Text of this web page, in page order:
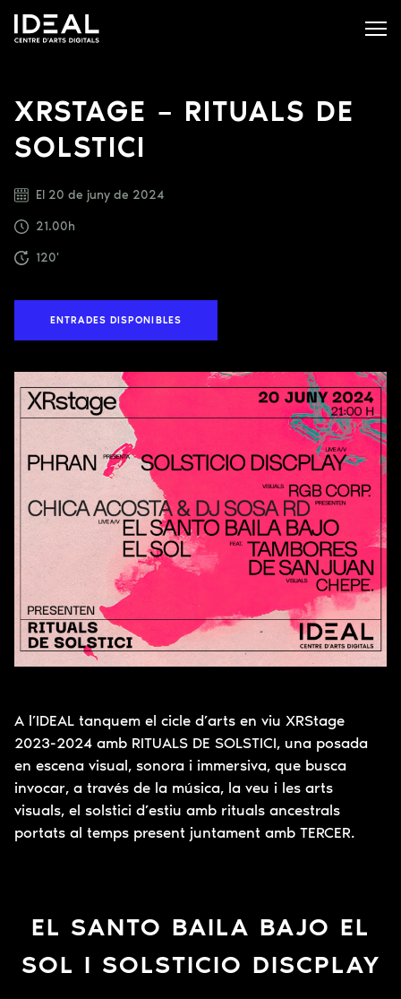
XRSTAGE – RITUALS DE
SOLSTICI
El 20 de juny de 2024
21.00h
120'
ENTRADES DISPONIBLES
A l’IDEAL tanquem el cicle d’arts en viu XRStage
2023-2024 amb RITUALS DE SOLSTICI, una posada
en escena visual, sonora i immersiva, que busca
invocar, a través de la música, la veu i les arts
visuals, el solstici d’estiu amb rituals ancestrals
portats al temps present juntament amb TERCER.
EL SANTO BAILA BAJO EL
SOL I SOLSTICIO DISCPLAY